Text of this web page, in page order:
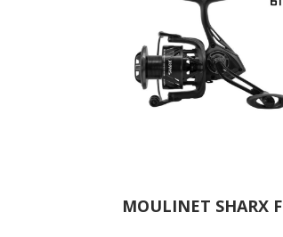
MOULINET SHARX